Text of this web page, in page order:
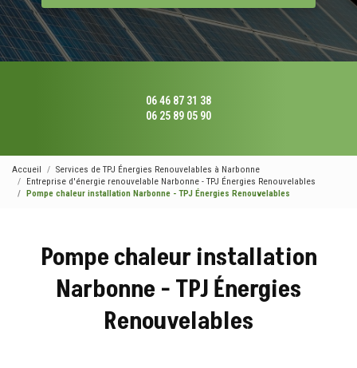
06 46 87 31 38
06 25 89 05 90
Accueil
Services de TPJ Énergies Renouvelables à Narbonne
Entreprise d'énergie renouvelable Narbonne - TPJ Énergies Renouvelables
Pompe chaleur installation Narbonne - TPJ Énergies Renouvelables
Pompe chaleur installation
Narbonne - TPJ Énergies
Renouvelables